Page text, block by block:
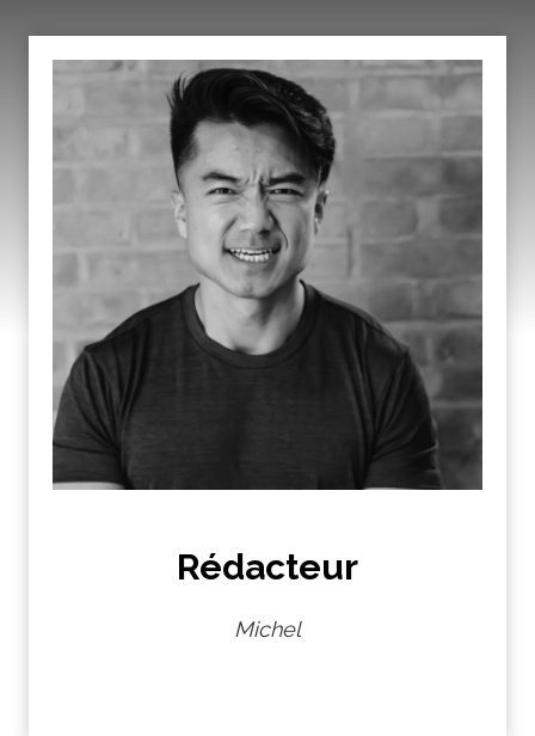
Rédacteur
Michel